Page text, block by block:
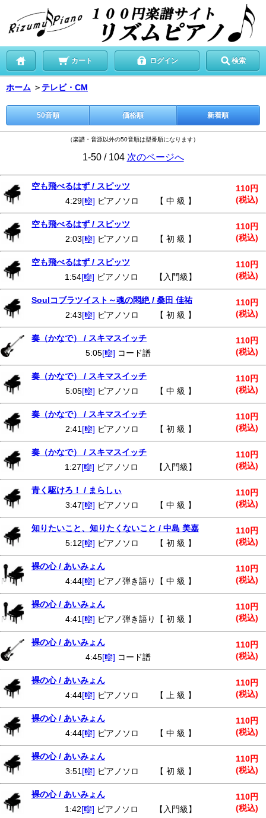
カート ログイン 検索
ホーム ＞ テレビ・CM
50音順 価格順 新着順
（楽譜・音源以外の50音順は型番順になります）
1-50 / 104 次のページへ
空も飛べるはず / スピッツ
110円
(税込)
4:29[🎼] ピアノソロ 【 中 級 】
空も飛べるはず / スピッツ
110円
(税込)
2:03[🎼] ピアノソロ 【 初 級 】
空も飛べるはず / スピッツ
110円
(税込)
1:54[🎼] ピアノソロ 【入門級】
Soulコブラツイスト～魂の悶絶 / 桑田 佳祐
110円
(税込)
2:43[🎼] ピアノソロ 【 初 級 】
奏（かなで） / スキマスイッチ
110円
(税込)
5:05[🎼] コード譜
奏（かなで） / スキマスイッチ
110円
(税込)
5:05[🎼] ピアノソロ 【 中 級 】
奏（かなで） / スキマスイッチ
110円
(税込)
2:41 [🎼] ピアノソロ 【 初 級 】
奏（かなで） / スキマスイッチ
110円
(税込)
1:27[🎼] ピアノソロ 【入門級】
青く駆けろ！ / まらしぃ
110円
(税込)
3:47[🎼] ピアノソロ 【 中 級 】
知りたいこと、知りたくないこと / 中島 美嘉
110円
(税込)
5:12[🎼] ピアノソロ 【 初 級 】
裸の心 / あいみょん
110円
(税込)
4:44[🎼] ピアノ弾き語り【 中 級 】
裸の心 / あいみょん
110円
(税込)
4:41 [🎼] ピアノ弾き語り【 初 級 】
裸の心 / あいみょん
110円
(税込)
4:45[🎼] コード譜
裸の心 / あいみょん
110円
(税込)
4:44[🎼] ピアノソロ 【 上 級 】
裸の心 / あいみょん
110円
(税込)
4:44[🎼] ピアノソロ 【 中 級 】
裸の心 / あいみょん
110円
(税込)
3:51 [🎼] ピアノソロ 【 初 級 】
裸の心 / あいみょん
110円
(税込)
1:42[🎼] ピアノソロ 【入門級】